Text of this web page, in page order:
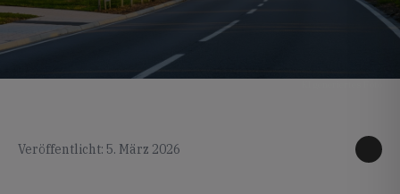
Veröffentlicht: 5. März 2026